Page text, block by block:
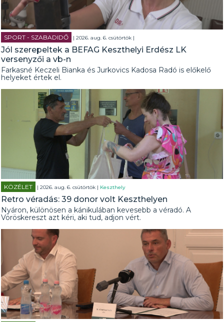
SPORT - SZABADIDŐ | 2026. aug. 6. csütörtök |
Jól szerepeltek a BEFAG Keszthelyi Erdész LK
versenyzői a vb-n
Farkasné Keczeli Bianka és Jurkovics Kadosa Radó is előkelő
helyeket értek el.
KÖZÉLET | 2026. aug. 6. csütörtök | Keszthely
Retro véradás: 39 donor volt Keszthelyen
Nyáron, különösen a kánikulában kevesebb a véradó. A
Vöröskereszt azt kéri, aki tud, adjon vért.